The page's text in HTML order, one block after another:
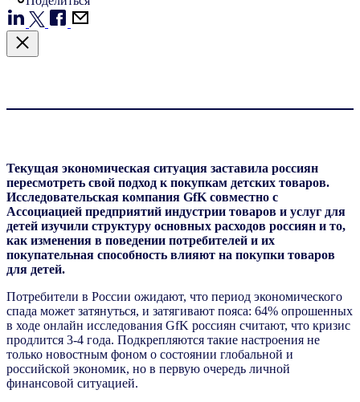
Текущая экономическая ситуация заставила россиян
пересмотреть свой подход к покупкам детских товаров.
Исследовательская компания GfK совместно с
Ассоциацией предприятий индустрии товаров и услуг для
детей изучили структуру основных расходов россиян и то,
как изменения в поведении потребителей и их
покупательная способность влияют на покупки товаров
для детей.
Потребители в России ожидают, что период экономического
спада может затянуться, и затягивают пояса: 64% опрошенных
в ходе онлайн исследования GfK россиян считают, что кризис
продлится 3-4 года. Подкрепляются такие настроения не
только новостным фоном о состоянии глобальной и
российской экономик, но в первую очередь личной
финансовой ситуацией.